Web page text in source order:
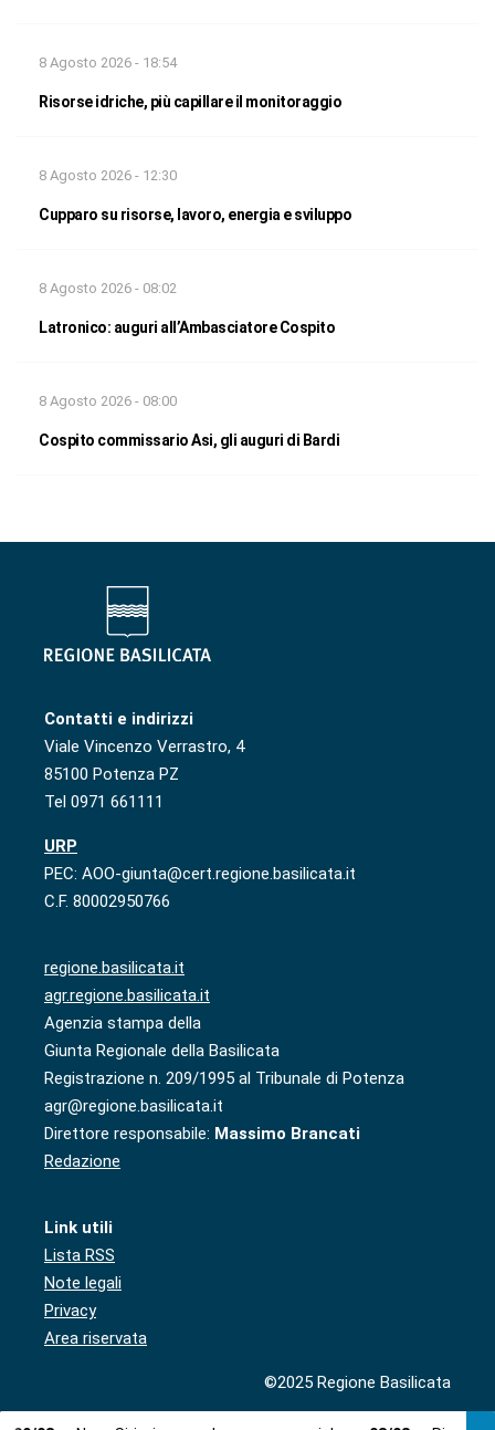
8 Agosto 2026 - 18:54
Risorse idriche, più capillare il monitoraggio
8 Agosto 2026 - 12:30
Cupparo su risorse, lavoro, energia e sviluppo
8 Agosto 2026 - 08:02
Latronico: auguri all’Ambasciatore Cospito
8 Agosto 2026 - 08:00
Cospito commissario Asi, gli auguri di Bardi
Contatti e indirizzi
Viale Vincenzo Verrastro, 4
85100 Potenza PZ
Tel 0971 661111
URP
PEC: AOO-giunta@cert.regione.basilicata.it
C.F. 80002950766
regione.basilicata.it
agr.regione.basilicata.it
Agenzia stampa della
Giunta Regionale della Basilicata
Registrazione n. 209/1995 al Tribunale di Potenza
agr@regione.basilicata.it
Direttore responsabile: Massimo Brancati
Redazione
Link utili
Lista RSS
Note legali
Privacy
Area riservata
©2025 Regione Basilicata